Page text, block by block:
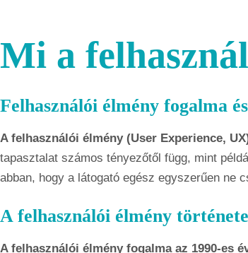
Mi a
Felhasználói élmény fogalma
A felhasználói élmény (User Experience,
tapasztalat számos tényezőtől függ, mint
abban, hogy a látogató egész egyszerűen ne
A felhasználói élmény története
A felhasználói élmény fogalma az 1990-es